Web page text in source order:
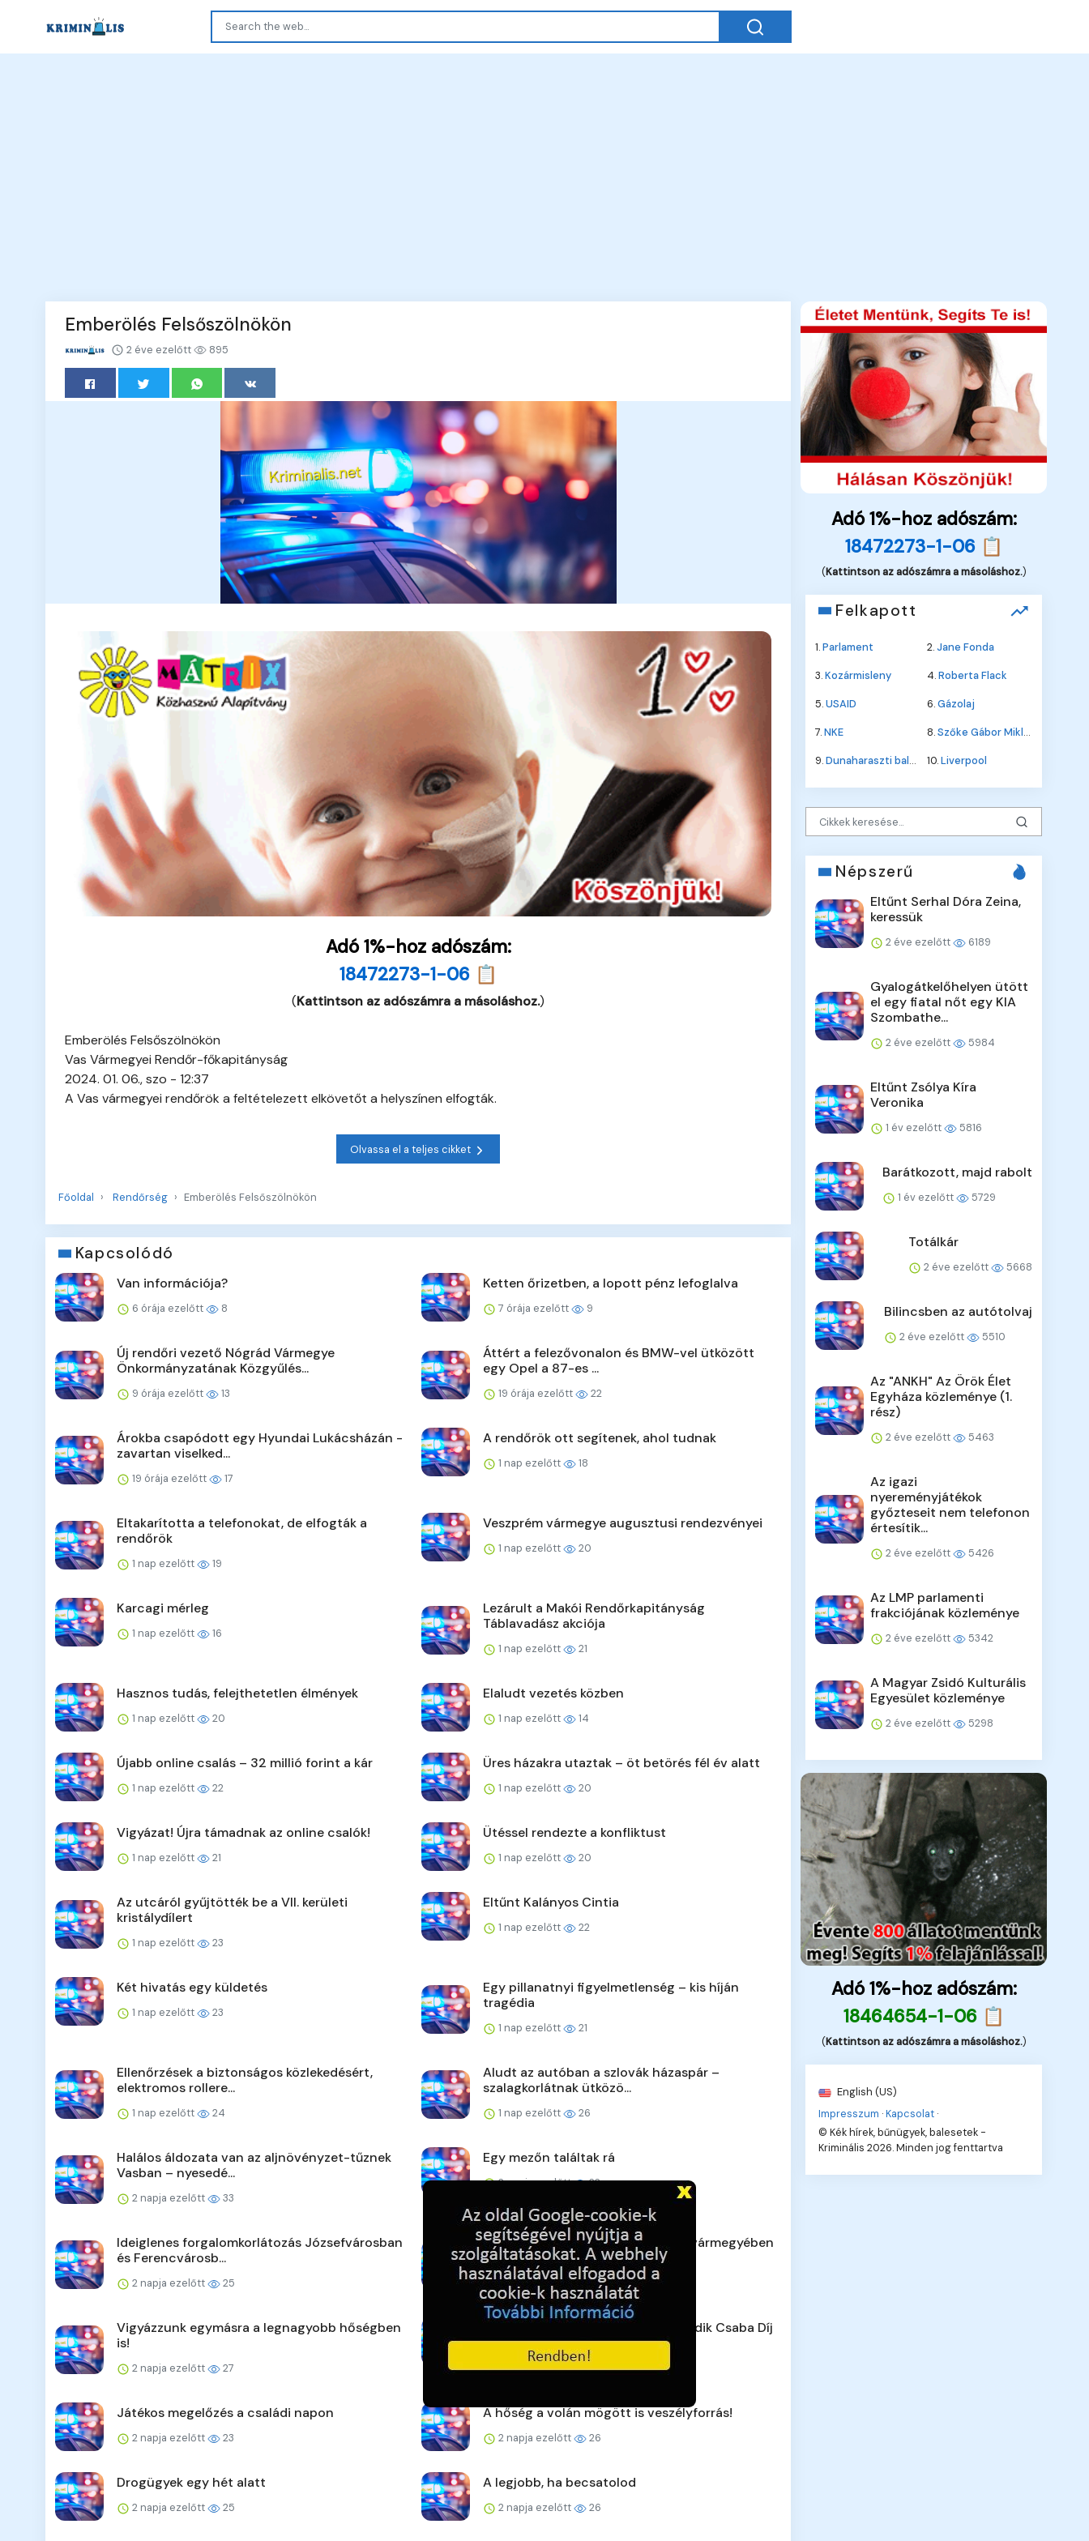
Emberölés Felsőszölnökön
2 éve ezelőtt 895
Adó 1%-hoz adószám:
18472273-1-06 📋
(Kattintson az adószámra a másoláshoz.)
Emberölés Felsőszölnökön
Vas Vármegyei Rendőr-főkapitányság
2024. 01. 06., szo - 12:37
A Vas vármegyei rendőrök a feltételezett elkövetőt a helyszínen elfogták.
Olvassa el a teljes cikket
Főoldal Rendőrség Emberölés Felsőszölnökön
Kapcsolódó
Van információja?
6 órája ezelőtt 8
Ketten őrizetben, a lopott pénz lefoglalva
7 órája ezelőtt 9
Új rendőri vezető Nógrád Vármegye
Önkormányzatának Közgyűlés...
9 órája ezelőtt 13
Áttért a felezővonalon és BMW-vel ütközött
egy Opel a 87-es ...
19 órája ezelőtt 22
Árokba csapódott egy Hyundai Lukácsházán -
zavartan viselked...
19 órája ezelőtt 17
A rendőrök ott segítenek, ahol tudnak
1 nap ezelőtt 18
Eltakarította a telefonokat, de elfogták a
rendőrök
1 nap ezelőtt 19
Veszprém vármegye augusztusi rendezvényei
1 nap ezelőtt 20
Karcagi mérleg
1 nap ezelőtt 16
Lezárult a Makói Rendőrkapitányság
Táblavadász akciója
1 nap ezelőtt 21
Hasznos tudás, felejthetetlen élmények
1 nap ezelőtt 20
Elaludt vezetés közben
1 nap ezelőtt 14
Újabb online csalás – 32 millió forint a kár
1 nap ezelőtt 22
Üres házakra utaztak – öt betörés fél év alatt
1 nap ezelőtt 20
Vigyázat! Újra támadnak az online csalók!
1 nap ezelőtt 21
Ütéssel rendezte a konfliktust
1 nap ezelőtt 20
Az utcáról gyűjtötték be a VII. kerületi
kristálydílert
1 nap ezelőtt 23
Eltűnt Kalányos Cintia
1 nap ezelőtt 22
Két hivatás egy küldetés
1 nap ezelőtt 23
Egy pillanatnyi figyelmetlenség – kis híján
tragédia
1 nap ezelőtt 21
Ellenőrzések a biztonságos közlekedésért,
elektromos rollere...
1 nap ezelőtt 24
Aludt az autóban a szlovák házaspár –
szalagkorlátnak ütközö...
1 nap ezelőtt 26
Halálos áldozata van az aljnövényzet-tűznek
Vasban – nyesedé...
2 napja ezelőtt 33
Egy mezőn találtak rá
2 napja ezelőtt 22
Ideiglenes forgalomkorlátozás Józsefvárosban
és Ferencvárosb...
2 napja ezelőtt 25
Strandoljunk biztonságosan Pest vármegyében
is!
2 napja ezelőtt 26
Vigyázzunk egymásra a legnagyobb hőségben
is!
2 napja ezelőtt 27
Emlékezés, elismerés, tisztelet: Tündik Csaba Díj
2 napja ezelőtt 25
Játékos megelőzés a családi napon
2 napja ezelőtt 23
A hőség a volán mögött is veszélyforrás!
2 napja ezelőtt 26
Drogügyek egy hét alatt
2 napja ezelőtt 25
A legjobb, ha becsatolod
2 napja ezelőtt 26
Adó 1%-hoz adószám:
18472273-1-06 📋
(Kattintson az adószámra a másoláshoz.)
Felkapott
1.Parlament 2.Jane Fonda
3.Kozármisleny 4.Roberta Flack
5.USAID 6.Gázolaj
7.NKE 8.Szőke Gábor Miklós
9.Dunaharaszti baleset 10.Liverpool
Népszerű
Eltűnt Serhal Dóra Zeina,
keressük
2 éve ezelőtt 6189
Gyalogátkelőhelyen ütött
el egy fiatal nőt egy KIA
Szombathe...
2 éve ezelőtt 5984
Eltűnt Zsólya Kíra
Veronika
1 év ezelőtt 5816
Barátkozott, majd rabolt
1 év ezelőtt 5729
Totálkár
2 éve ezelőtt 5668
Bilincsben az autótolvaj
2 éve ezelőtt 5510
Az "ANKH" Az Örök Élet
Egyháza közleménye (1.
rész)
2 éve ezelőtt 5463
Az igazi
nyereményjátékok
győzteseit nem telefonon
értesítik...
2 éve ezelőtt 5426
Az LMP parlamenti
frakciójának közleménye
2 éve ezelőtt 5342
A Magyar Zsidó Kulturális
Egyesület közleménye
2 éve ezelőtt 5298
Adó 1%-hoz adószám:
18464654-1-06 📋
(Kattintson az adószámra a másoláshoz.)
English (US)
Impresszum ·Kapcsolat ·
© Kék hírek, bűnügyek, balesetek -
Kriminális 2026. Minden jog fenttartva